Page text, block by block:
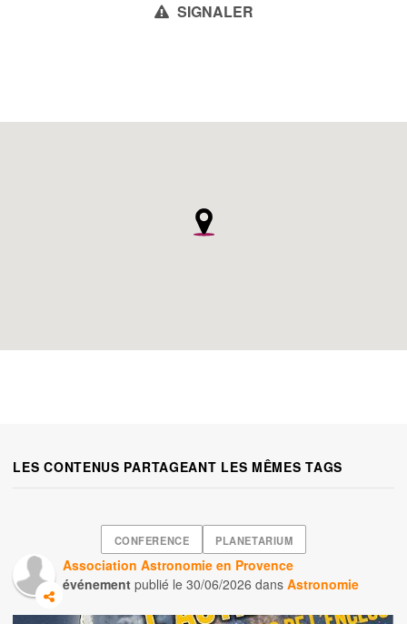
SIGNALER
LES CONTENUS PARTAGEANT LES MÊMES TAGS
CONFERENCE PLANETARIUM
Association Astronomie en Provence
événement publié le30/06/2026 dansAstronomie